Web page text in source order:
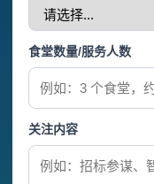
食堂数量/服务人数
关注内容